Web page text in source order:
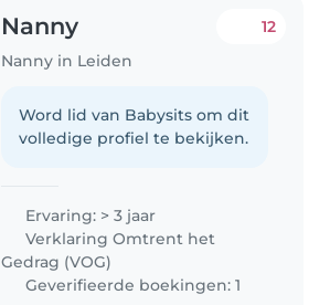
Nanny
Nanny in Leiden
12
Word lid van Babysits om dit
volledige profiel te bekijken.
Ervaring: > 3 jaar
Verklaring Omtrent het
Gedrag (VOG)
Geverifieerde boekingen: 1